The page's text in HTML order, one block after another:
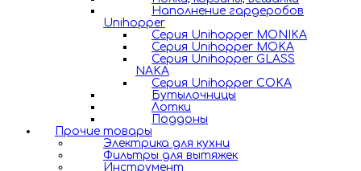
Наполнение гардеробов
Unihopper
Серия Unihopper MONIKA
Серия Unihopper MOKA
Серия Unihopper GLASS
NAKA
Серия Unihopper COKA
Бутылочницы
Лотки
Поддоны
Прочие товары
Электрика для кухни
Фильтры для вытяжек
Инструмент